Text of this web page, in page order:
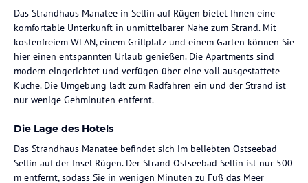
Das Strandhaus Manatee in Sellin auf Rügen bietet Ihnen eine
komfortable Unterkunft in unmittelbarer Nähe zum Strand. Mit
kostenfreiem WLAN, einem Grillplatz und einem Garten können Sie
hier einen entspannten Urlaub genießen. Die Apartments sind
modern eingerichtet und verfügen über eine voll ausgestattete
Küche. Die Umgebung lädt zum Radfahren ein und der Strand ist
nur wenige Gehminuten entfernt.
Die Lage des Hotels
Das Strandhaus Manatee befindet sich im beliebten Ostseebad
Sellin auf der Insel Rügen. Der Strand Ostseebad Sellin ist nur 500
m entfernt, sodass Sie in wenigen Minuten zu Fuß das Meer